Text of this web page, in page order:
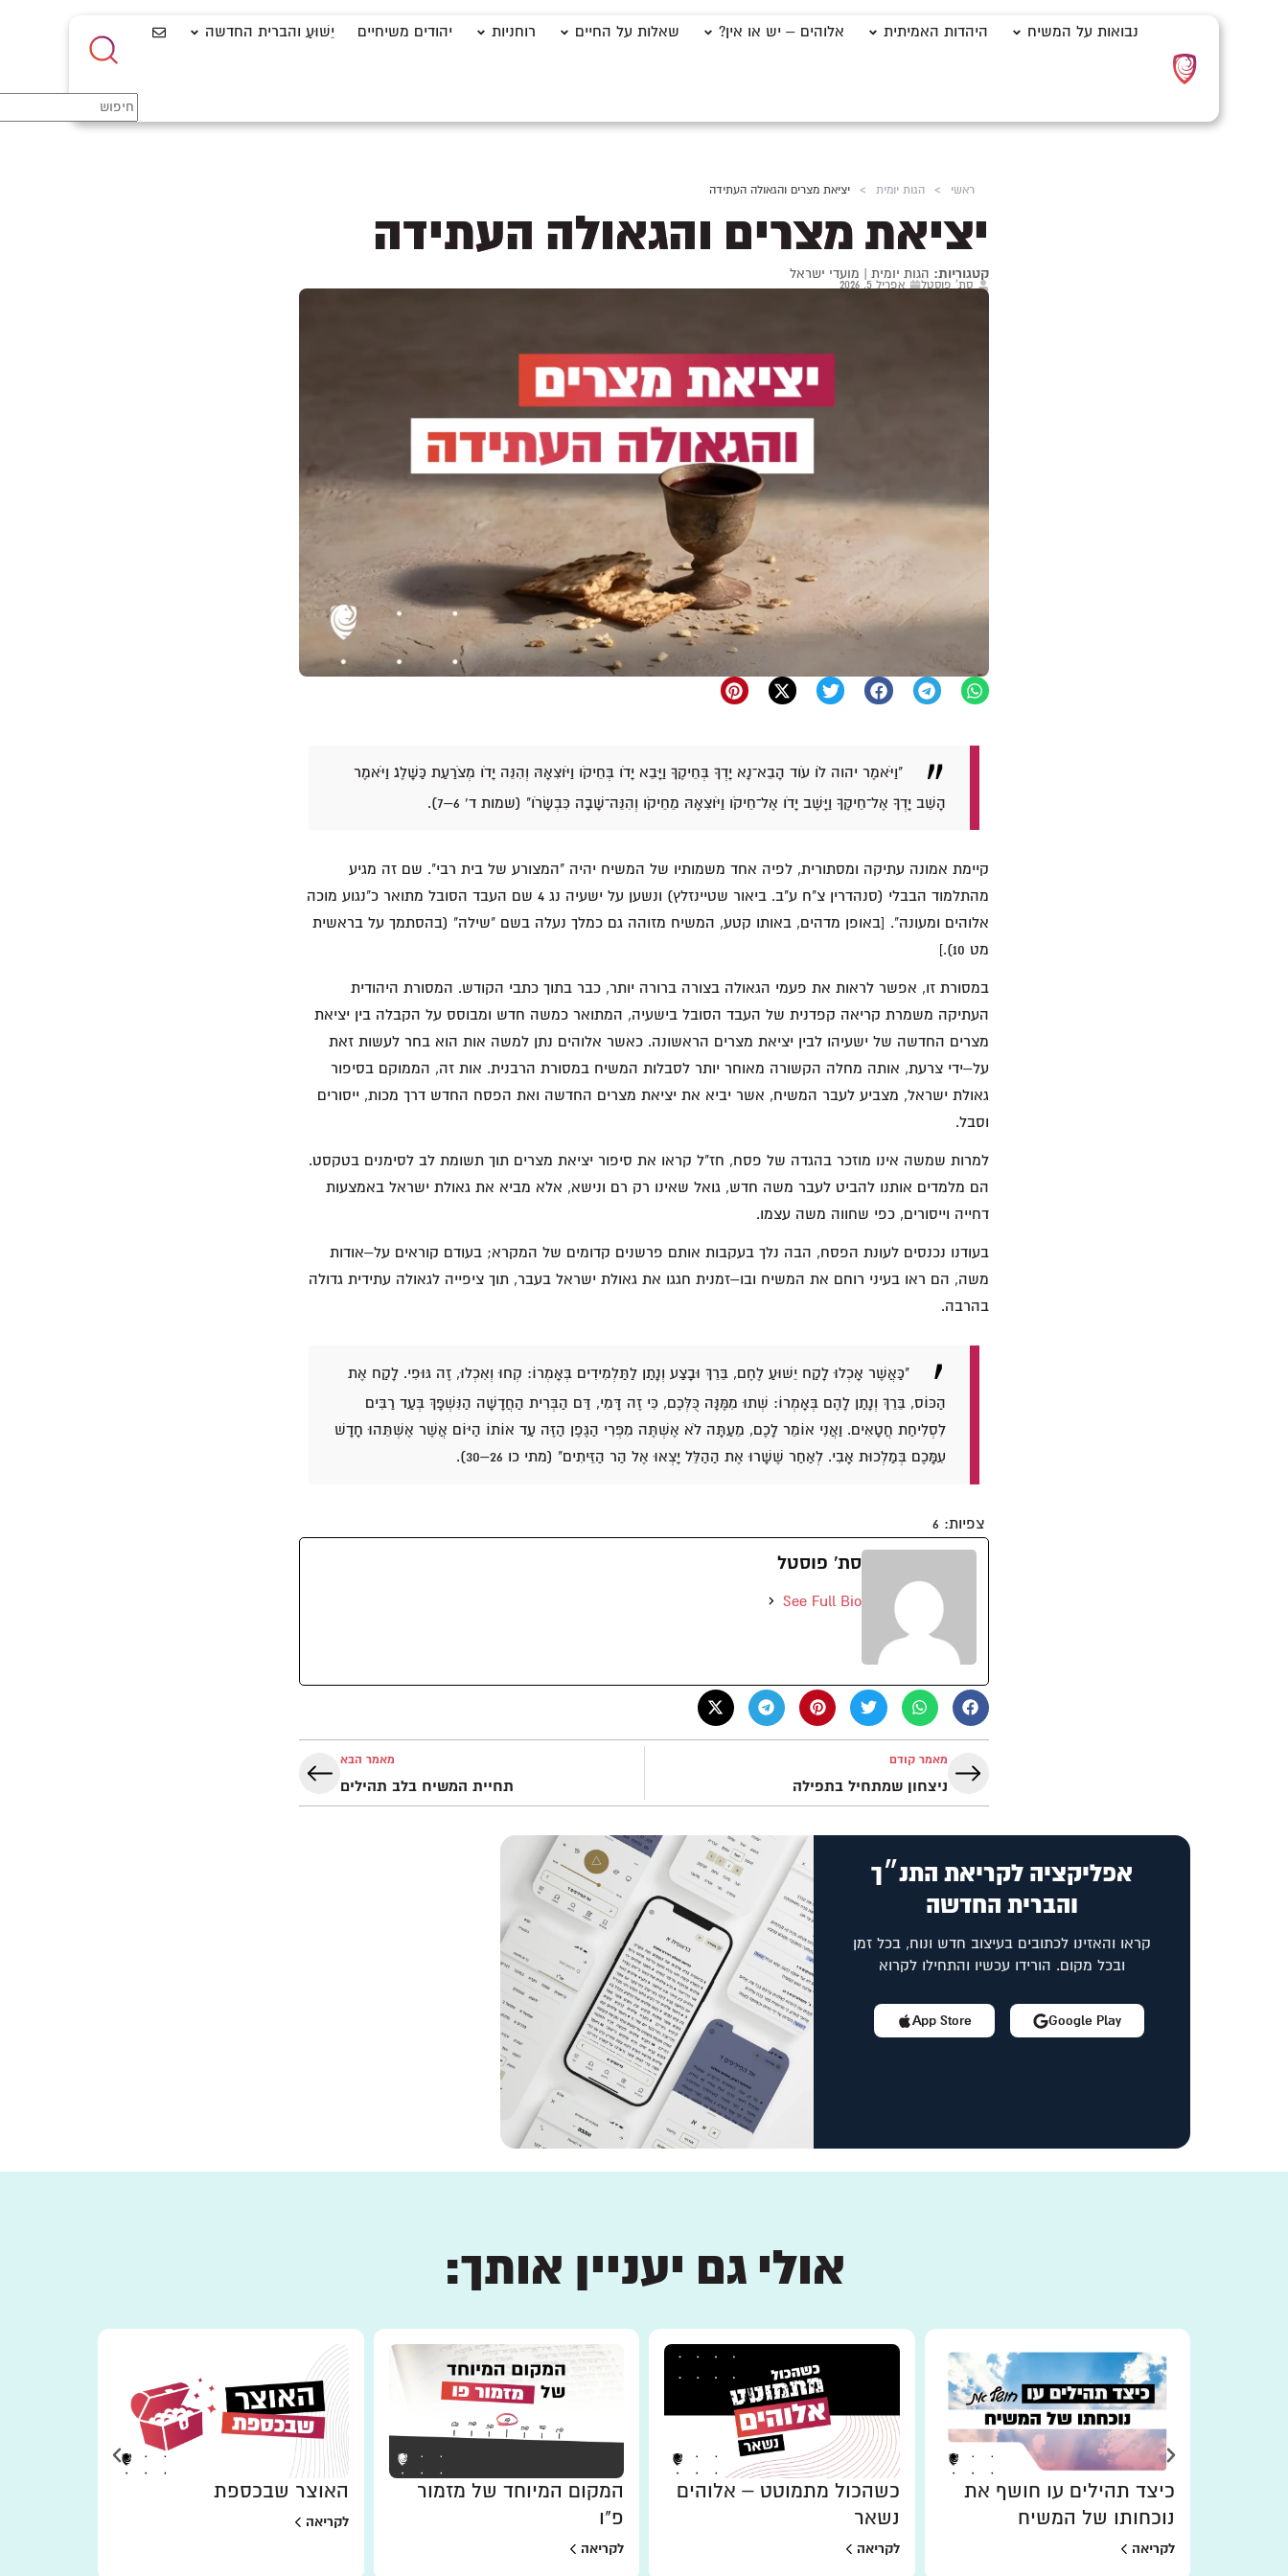
נבואות על המשיח היהדות האמיתית אלוהים – יש או אין? שאלות על החיים רוחניות יהודים משיחיים יֵשׁוּעַ והברית החדשה
ראשי > הגות יומית > יציאת מצרים והגאולה העתידה
יציאת מצרים והגאולה העתידה
קטגוריות: הגות יומית | מועדי ישראל
סת' פוסטל אפריל 5, 2026
"וַיֹּאמֶר יהוה לֹו עֹוד הָבֵא־נָא יָדְךָ בְּחֵיקֶךָ וַיָּבֵא יָדֹו בְּחֵיקֹו וַיֹּוצִאָהּ וְהִנֵּה יָדֹו מְצֹרַעַת כַּשָּׁלֶג׃ וַיֹּאמֶר
הָשֵׁב יָדְךָ אֶל־חֵיקֶךָ וַיָּשֶׁב יָדֹו אֶל־חֵיקֹו וַיֹּוצִאָהּ מֵחֵיקֹו וְהִנֵּה־שָׁבָה כִּבְשָׂרֹו" (שמות ד' 6–7).
קיימת אמונה עתיקה ומסתורית, לפיה אחד משמותיו של המשיח יהיה "המצורע של בית רבי". שם זה מגיע
מהתלמוד הבבלי (סנהדרין צ"ח ע"ב. ביאור שטיינזלץ) ונשען על ישעיה נג 4 שם העבד הסובל מתואר כ"נגוע מוכה
אלוהים ומעונה". [באופן מדהים, באותו קטע, המשיח מזוהה גם כמלך נעלה בשם "שילה" (בהסתמך על בראשית
מט 10).]
במסורת זו, אפשר לראות את פעמי הגאולה בצורה ברורה יותר, כבר בתוך כתבי הקודש. המסורת היהודית
העתיקה משמרת קריאה קפדנית של העבד הסובל בישעיה, המתואר כמשה חדש ומבוסס על הקבלה בין יציאת
מצרים החדשה של ישעיהו לבין יציאת מצרים הראשונה. כאשר אלוהים נתן למשה אות הוא בחר לעשות זאת
על–ידי צרעת, אותה מחלה הקשורה מאוחר יותר לסבלות המשיח במסורת הרבנית. אות זה, הממוקם בסיפור
גאולת ישראל, מצביע לעבר המשיח, אשר יביא את יציאת מצרים החדשה ואת הפסח החדש דרך מכות, ייסורים
וסבל.
למרות שמשה אינו מוזכר בהגדה של פסח, חז"ל קראו את סיפור יציאת מצרים תוך תשומת לב לסימנים בטקסט.
הם מלמדים אותנו להביט לעבר משה חדש, גואל שאינו רק רם ונישא, אלא מביא את גאולת ישראל באמצעות
דחייה וייסורים, כפי שחווה משה עצמו.
בעודנו נכנסים לעונת הפסח, הבה נלך בעקבות אותם פרשנים קדומים של המקרא; בעודם קוראים על–אודות
משה, הם ראו בעיני רוחם את המשיח ובו–זמנית חגגו את גאולת ישראל בעבר, תוך ציפייה לגאולה עתידית גדולה
בהרבה.
"כַּאֲשֶׁר אָכְלוּ לָקַח יֵשׁוּעַ לֶחֶם, בֵּרֵךְ וּבָצַע וְנָתַן לַתַּלְמִידִים בְּאָמְרוֹ: קְחוּ וְאִכְלוּ, זֶה גּוּפִי. לָקַח אֶת
הַכּוֹס, בֵּרֵךְ וְנָתַן לָהֶם בְּאָמְרוֹ: שְׁתוּ מִמֶּנָּה כֻּלְּכֶם, כִּי זֶה דָּמִי, דַּם הַבְּרִית הַחֲדָשָּׁה הַנִּשְׁפָּךְ בְּעַד רַבִּים
לִסְלִיחַת חֲטָאִים. וַאֲנִי אוֹמֵר לָכֶם, מֵעַתָּה לֹא אֶשְׁתֶּה מִפְּרִי הַגֶּפֶן הַזֶּה עַד אוֹתוֹ הַיּוֹם אֲשֶׁר אֶשְׁתֵּהוּ חָדָשׁ
עִמָּכֶם בְּמַלְכוּת אָבִי. לְאַחַר שֶׁשָּׁרוּ אֶת הַהַלֵּל יָצְאוּ אֶל הַר הַזֵּיתִים" (מתי כו 26–30).
צפיות: 6
סת' פוסטל
See Full Bio
מאמר קודם
ניצחון שמתחיל בתפילה
מאמר הבא
תחיית המשיח בלב תהילים
אפליקציה לקריאת התנ״ך
והברית החדשה
קראו והאזינו לכתובים בעיצוב חדש ונוח, בכל זמן
ובכל מקום. הורידו עכשיו והתחילו לקרוא
App Store Google Play
אולי גם יעניין אותך:
כיצד תהילים עו חושף את
נוכחותו של המשיח
לקריאה
כשהכול מתמוטט – אלוהים
נשאר
לקריאה
המקום המיוחד של מזמור
פ"ו
לקריאה
האוצר שבכספת
לקריאה